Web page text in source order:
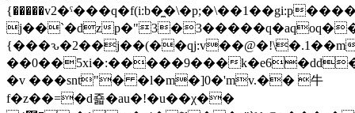
j��`�dz
{���ԅ�2��j��(��qj:v��@�!\�.1��m
��0��5xi�:�����9���
�v ���snt"� �l�m�]0�'mv.�� ⽜
f�z��=�d죫�au�!�u��χ��